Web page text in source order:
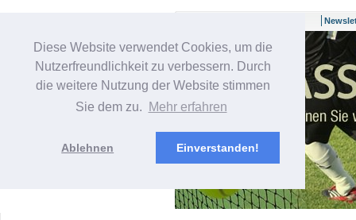
Diese Website verwendet Cookies, um die
Nutzerfreundlichkeit zu verbessern. Durch
die weitere Nutzung der Website stimmen
Sie dem zu.
Mehr erfahren
Ablehnen Einverstanden!